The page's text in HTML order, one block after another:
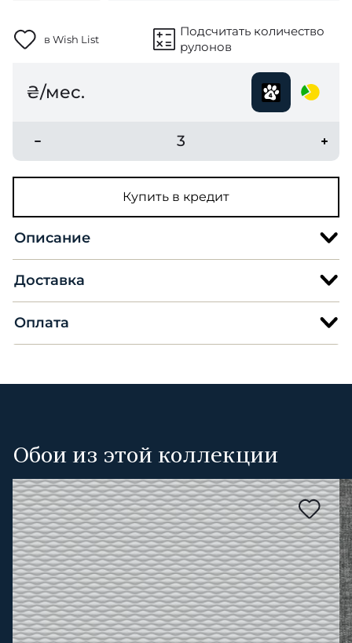
в Wish List
Подсчитать количество
рулонов
₴/мес.
3
Купить в кредит
Описание
Доставка
Оплата
Обои из этой коллекции